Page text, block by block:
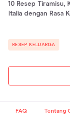
10 Resep Tiramisu,
Italia dengan Rasa
RESEP KELUARGA
FAQ Tentang